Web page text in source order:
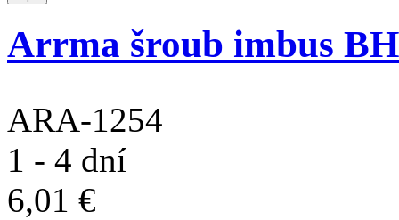
Arrma šroub imbus
ARA-1254
1 - 4 dní
6,01 €